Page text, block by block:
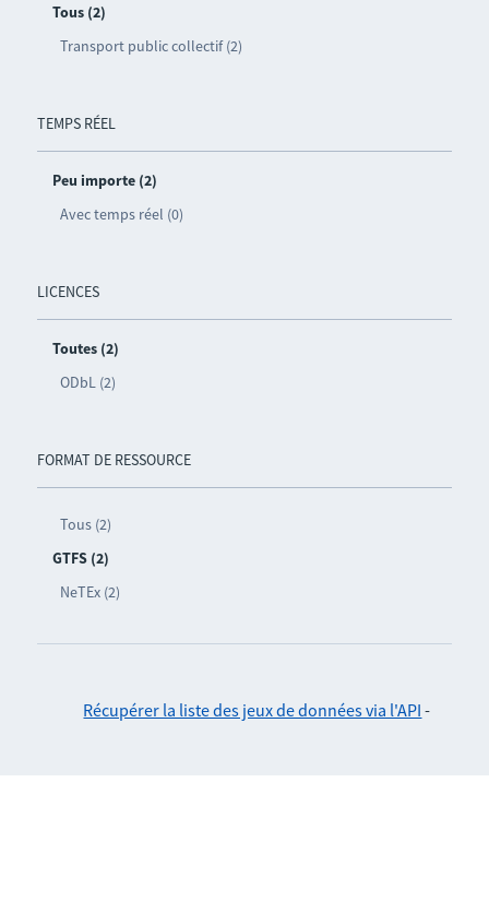
Tous (2)
Transport public collectif (2)
TEMPS RÉEL
Peu importe (2)
Avec temps réel (0)
LICENCES
Toutes (2)
ODbL (2)
FORMAT DE RESSOURCE
Tous (2)
GTFS (2)
NeTEx (2)
Récupérer la liste des jeux de données via l'API -